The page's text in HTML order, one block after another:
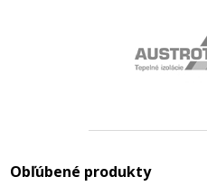
Obľúbené produkty